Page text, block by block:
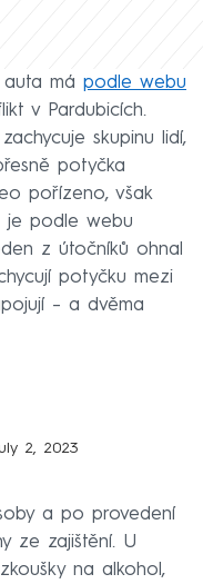
má podle webu
v Pardubicích.
skupinu lidí,
potyčka
pořízeno, však
je podle webu
z útočníků ohnal
potyčku mezi
– a dvěma
2, 2023
a po provedení
ze zajištění. U
na alkohol,